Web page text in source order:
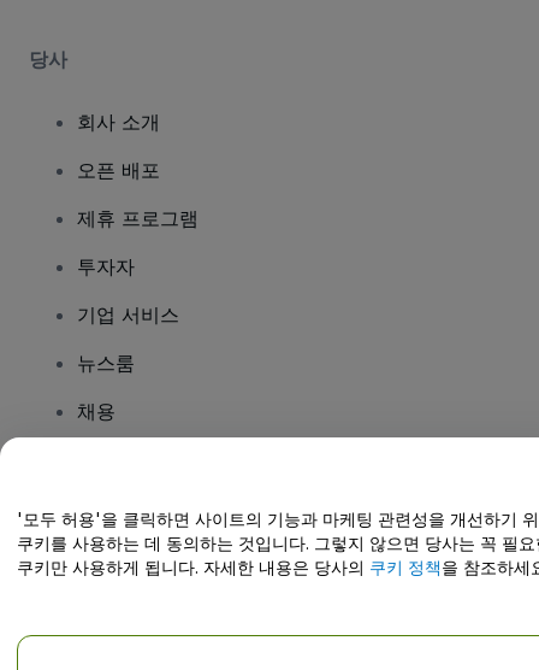
당사
회사 소개
오픈 배포
제휴 프로그램
투자자
기업 서비스
뉴스룸
채용
도움말 센터 / 문의하기
'모두 허용'을 클릭하면 사이트의 기능과 마케팅 관련성을 개선하기
쿠키를 사용하는 데 동의하는 것입니다. 그렇지 않으면 당사는 꼭 필요
쿠키만 사용하게 됩니다. 자세한 내용은 당사의 쿠키 정책을 참조하세